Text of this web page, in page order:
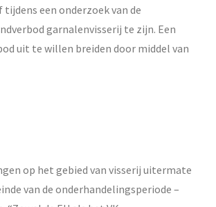
een onderzoek van de
garnalenvisserij te zijn. Een
uit te willen breiden door middel van
op het gebied van visserij uitermate
van de onderhandelingsperiode –